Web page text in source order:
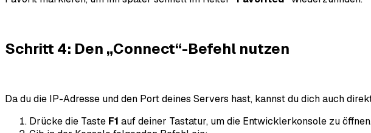
Schritt 4: Den „Connect“-Befehl nutzen
Da du die IP-Adresse und den Port deines Servers hast, kannst du dich auch
Drücke die Taste F1 auf deiner Tastatur, um die Entwicklerkonsole zu